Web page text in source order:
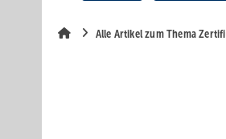
Alle Artikel zum Thema